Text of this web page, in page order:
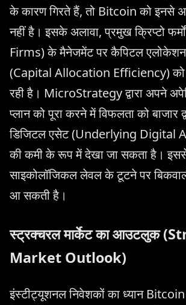
के कारण गिरते हैं, तो Bitcoin को इनसे
नहीं है। इसके अलावा, प्रमुख क्रिप्टो
Firms) के मैनेजमेंट पर कैपिटल एलोकेशन
(Capital Allocation Efficiency)
रही है। MicroStrategy द्वारा अपने
प्लान को पूरा करने में विफलता को बाजार
डिजिटल एसेट (Underlying Digital
की कमी के रूप में देखा जा सकता है।
साइकोलॉजिकल लेवल के टूटने पर
आ सकती है।
स्ट्रक्चरल मार्केट का आउटलुक
Market Outlook)
इंस्टीट्यूशनल निवेशकों का ध्यान